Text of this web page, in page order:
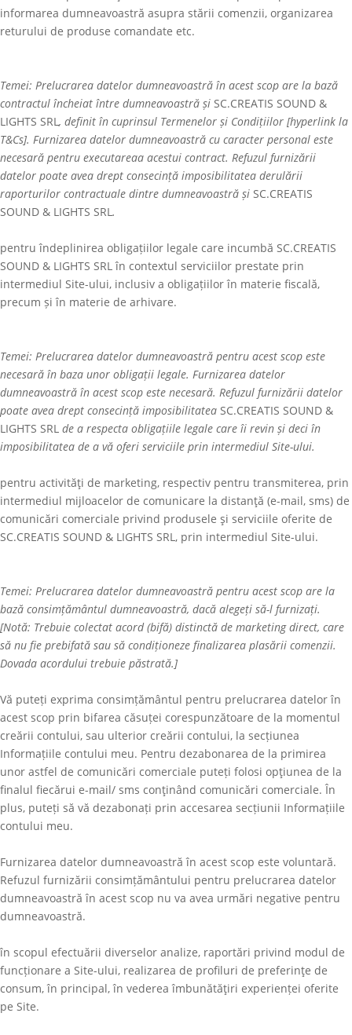
informarea dumneavoastră asupra stării comenzii, organizarea
returului de produse comandate etc.
Temei: Prelucrarea datelor dumneavoastră în acest scop are la bază
contractul încheiat între dumneavoastră și SC.CREATIS SOUND &
LIGHTS SRL, definit în cuprinsul Termenelor și Condițiilor [hyperlink la
T&Cs]. Furnizarea datelor dumneavoastră cu caracter personal este
necesară pentru executareaa acestui contract. Refuzul furnizării
datelor poate avea drept consecință imposibilitatea derulării
raporturilor contractuale dintre dumneavoastră și SC.CREATIS
SOUND & LIGHTS SRL.
pentru îndeplinirea obligațiilor legale care incumbă SC.CREATIS
SOUND & LIGHTS SRLîn contextul serviciilor prestate prin
intermediul Site-ului, inclusiv a obligațiilor în materie fiscală,
precum și în materie de arhivare.
Temei: Prelucrarea datelor dumneavoastră pentru acest scop este
necesară în baza unor obligații legale. Furnizarea datelor
dumneavoastră în acest scop este necesară. Refuzul furnizării datelor
poate avea drept consecință imposibilitatea SC.CREATIS SOUND &
LIGHTS SRL de a respecta obligațiile legale care îi revin și deci în
imposibilitatea de a vă oferi serviciile prin intermediul Site-ului.
pentru activităţi de marketing, respectiv pentru transmiterea, prin
intermediul mijloacelor de comunicare la distanţă (e-mail, sms) de
comunicări comerciale privind produsele şi serviciile oferite de
SC.CREATIS SOUND & LIGHTS SRL, prin intermediul Site-ului.
Temei: Prelucrarea datelor dumneavoastră pentru acest scop are la
bază consimțământul dumneavoastră, dacă alegeți să-l furnizați.
[Notă: Trebuie colectat acord (bifă) distinctă de marketing direct, care
să nu fie prebifată sau să condiționeze finalizarea plasării comenzii.
Dovada acordului trebuie păstrată.]
Vă puteți exprima consimțământul pentru prelucrarea datelor în
acest scop prin bifarea căsuței corespunzătoare de la momentul
creării contului, sau ulterior creării contului, la secțiunea
Informațiile contului meu. Pentru dezabonarea de la primirea
unor astfel de comunicări comerciale puteți folosi opţiunea de la
finalul fiecărui e-mail/ sms conţinând comunicări comerciale. În
plus, puteți să vă dezabonați prin accesarea secțiunii Informațiile
contului meu.
Furnizarea datelor dumneavoastră în acest scop este voluntară.
Refuzul furnizării consimțământului pentru prelucrarea datelor
dumneavoastră în acest scop nu va avea urmări negative pentru
dumneavoastră.
în scopul efectuării diverselor analize, raportări privind modul de
funcționare a Site-ului, realizarea de profiluri de preferinţe de
consum, în principal, în vederea îmbunătăţiri experienței oferite
pe Site.